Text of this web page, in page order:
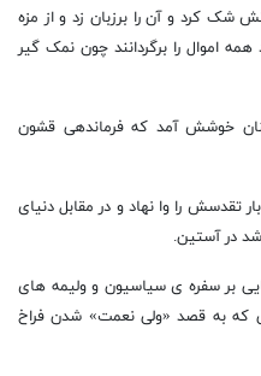
شک کرد و آن را بر زبان زد و از مزه
اموال را برگردانند چون نمک گیر
خوشش آمد که فرماندهی قشون
تقدسش را وا نهاد و در مقابل دنیای
در آستین.
بر سفره ی سیاسیون و ولیمه های
که به قصد «ولی نعمت» شدن فراخ